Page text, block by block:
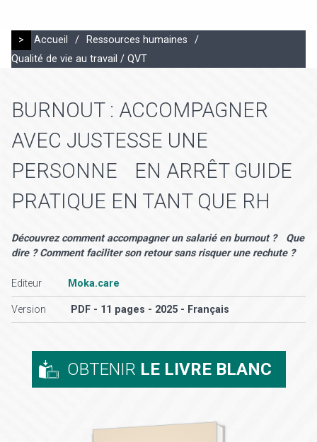
> Accueil / Ressources humaines
/
Qualité de vie au travail / QVT
BURNOUT : ACCOMPAGNER
AVEC JUSTESSE UNE
PERSONNE EN ARRÊT GUIDE
PRATIQUE EN TANT QUE RH
Découvrez comment accompagner un salarié en burnout ? Que
dire ? Comment faciliter son retour sans risquer une rechute ?
Editeur Moka.care
Version PDF - 11 pages - 2025 - Français
OBTENIR LE LIVRE BLANC